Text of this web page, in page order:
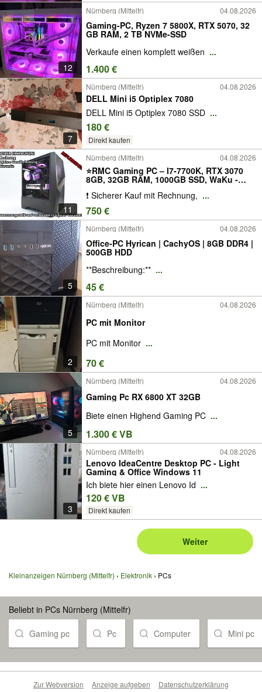
12
Nürnberg (Mittelfr) 04.08.2026
Gaming-PC, Ryzen 7 5800X, RTX 5070, 32
GB RAM, 2 TB NVMe-SSD
Verkaufe einen komplett weißen ...
1.400 €
7
Nürnberg (Mittelfr) 04.08.2026
DELL Mini i5 Optiplex 7080
DELL Mini i5 Optiplex 7080 SSD ...
180 €
Direkt kaufen
11
Nürnberg (Mittelfr) 04.08.2026
⭐RMC Gaming PC – I7-7700K, RTX 3070
8GB, 32GB RAM, 1000GB SSD, WaKu -
❗ Sicherer Kauf mit Rechnung, ...
750 €
5
Nürnberg (Mittelfr) 04.08.2026
Office-PC Hyrican | CachyOS | 8GB DDR4 |
500GB HDD
**Beschreibung:** ...
45 €
2
Nürnberg (Mittelfr) 04.08.2026
PC mit Monitor
PC mit Monitor ...
70 €
5
Nürnberg (Mittelfr) 04.08.2026
Gaming Pc RX 6800 XT 32GB
Biete einen Highend Gaming PC ...
1.300 € VB
3
Nürnberg (Mittelfr) 04.08.2026
Lenovo IdeaCentre Desktop PC - Light
Gaming & Office Windows 11
Ich biete hier einen Lenovo Id ...
120 € VB
Direkt kaufen
Weiter
Kleinanzeigen Nürnberg (Mittelfr) Elektronik PCs
Beliebt in PCs Nürnberg (Mittelfr)
Gaming pc Pc Computer Mini pc
Zur Webversion Anzeige aufgeben Datenschutzerklärung